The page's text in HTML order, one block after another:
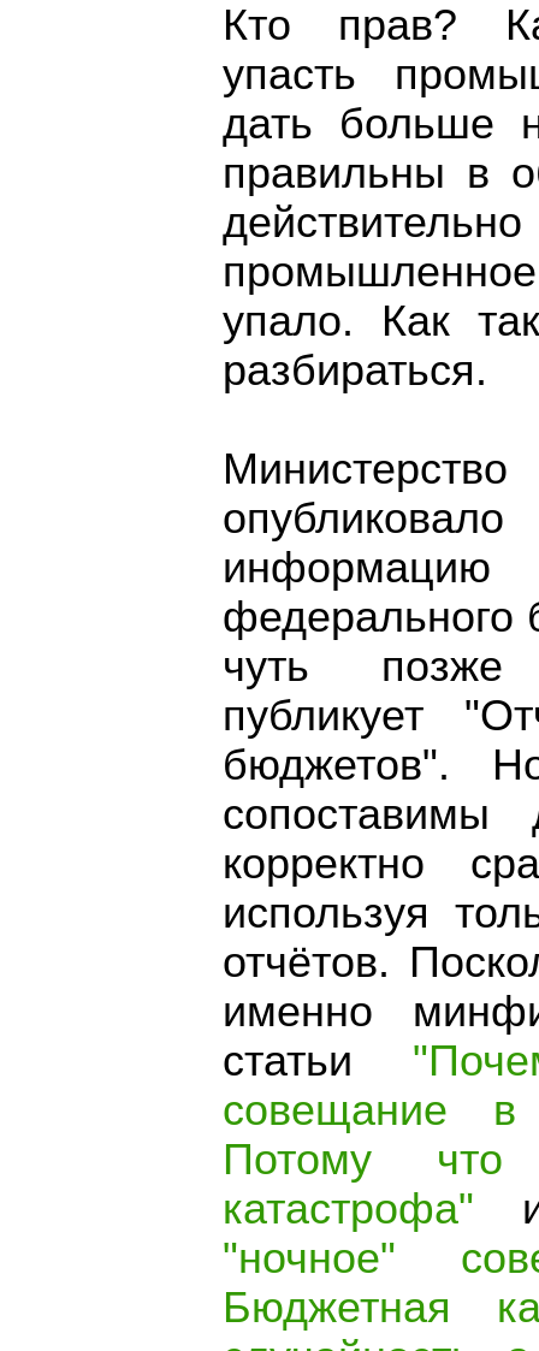
Кто прав?
упасть
дать больше
правильны в
упало. Как
разбираться.
федерального
чуть позже
публикует
бюджетов".
сопоставимы
корректно
используя
отчётов.
именно
статьи
совещание
Потому что
катастрофа"
"ночное"
Бюджетная